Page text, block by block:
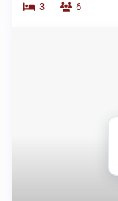
3
6